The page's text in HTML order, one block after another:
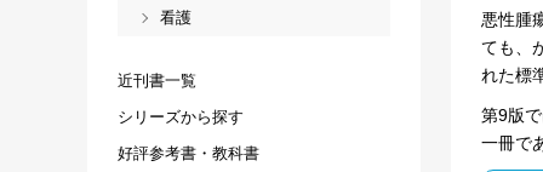
悪性腫
ても、
れた標
第9版
一冊で
看護
近刊書一覧
シリーズから探す
好評参考書・教科書